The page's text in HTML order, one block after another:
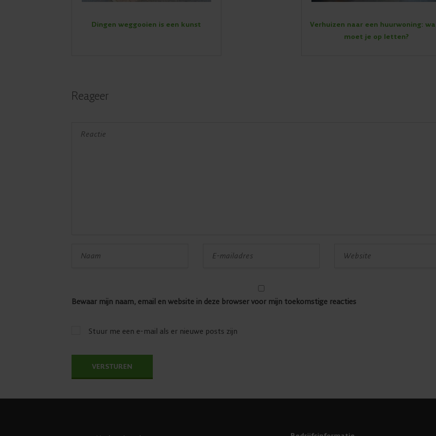
Dingen weggooien is een kunst
Verhuizen naar een huurwoning:
moet je op letten?
Reageer
Bewaar mijn naam, email en website in deze browser voor mijn toekomstige reacties
Stuur me een e-mail als er nieuwe posts zijn